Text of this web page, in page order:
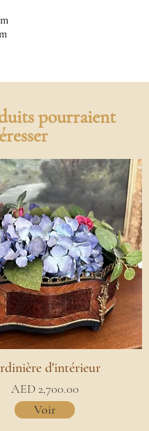
pourraient
d'intérieur
AED 2,700.00
Voir